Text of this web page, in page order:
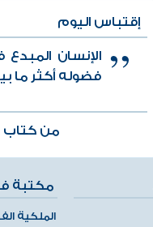
إقتباس اليوم
الإنسان المبدع
فضوله أكثر ما
من كتاب
مكتبة
الملكية